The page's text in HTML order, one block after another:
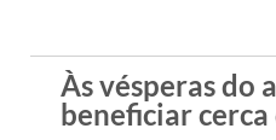
Às vésperas do
beneficiar cerca